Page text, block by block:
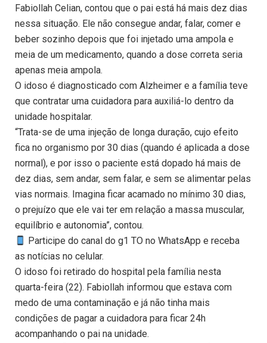
Fabiollah Celian, contou que o pai está há mais dez dias
nessa situação. Ele não consegue andar, falar, comer e
beber sozinho depois que foi injetado uma ampola e
meia de um medicamento, quando a dose correta seria
apenas meia ampola.
O idoso é diagnosticado com Alzheimer e a família teve
que contratar uma cuidadora para auxiliá-lo dentro da
unidade hospitalar.
“Trata-se de uma injeção de longa duração, cujo efeito
fica no organismo por 30 dias (quando é aplicada a dose
normal), e por isso o paciente está dopado há mais de
dez dias, sem andar, sem falar, e sem se alimentar pelas
vias normais. Imagina ficar acamado no mínimo 30 dias,
o prejuízo que ele vai ter em relação a massa muscular,
equilíbrio e autonomia”, contou.
Participe do canal do g1 TO no WhatsApp e receba
as notícias no celular.
O idoso foi retirado do hospital pela família nesta
quarta-feira (22). Fabiollah informou que estava com
medo de uma contaminação e já não tinha mais
condições de pagar a cuidadora para ficar 24h
acompanhando o pai na unidade.